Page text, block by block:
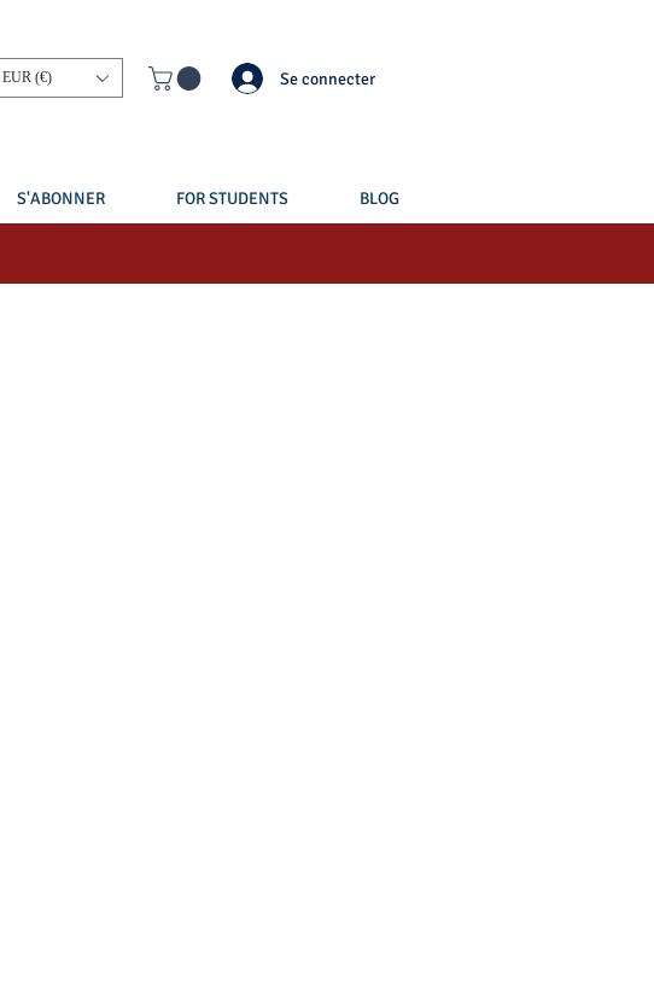
EUR (€) Se connecter
S'ABONNER FOR STUDENTS BLOG